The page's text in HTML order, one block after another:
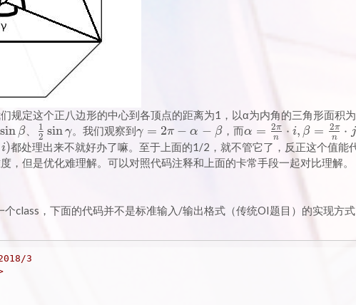
规定这个正八边形的中心到各顶点的距离为1，以α为内角的三角形面积为
\sin
sin β
\frac{1}
{2} \sin
\gamma
2
1 sinγ。我们观察到\gamma
= 2 \pi
- \alpha
γ = 2π − α − β，而\alpha
=
\frac{2
\beta =
\frac{2
α = n
2π ⋅ i, β = n
2π ⋅ j
i)都处理出来不就好办了嘛。至于上面的1/2，就不管它了，反正这个值能
，但是优化难理解。可以对照代码注释和上面的卡常手段一起对比理解。
个class，下面的代码并不是标准输入/输出格式（传统OI题目）的实现方
3